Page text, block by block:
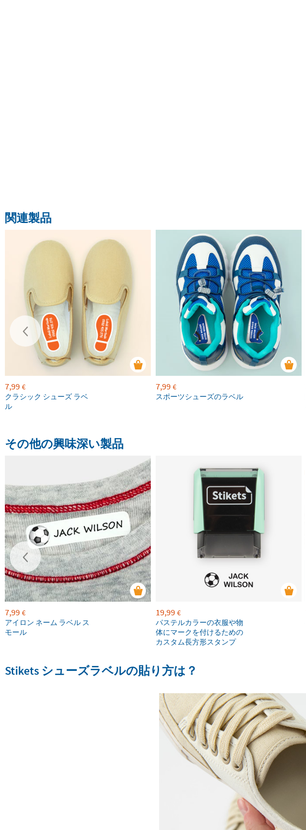
関連製品
7,99 €
クラシック シューズ ラベ
ル
7,99 €
スポーツシューズのラベル
その他の興味深い製品
7,99 €
アイロン ネーム ラベル ス
モール
19,99 €
パステルカラーの衣服や物
体にマークを付けるための
カスタム長方形スタンプ
Stikets シューズラベルの貼り方は？